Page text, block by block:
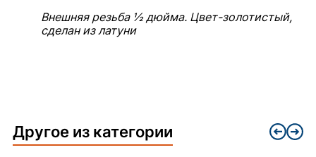
Внешняя резьба ½ дюйма. Цвет-золотистый,
сделан из латуни
Другое из категории